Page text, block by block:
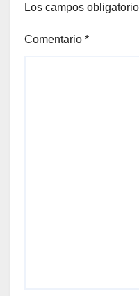
Los campos
Comentario *